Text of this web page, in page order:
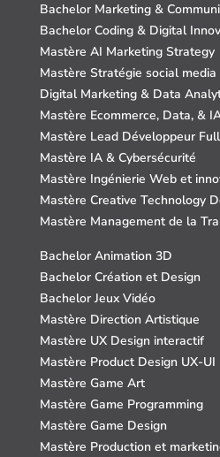
Bachelor Marketing &
Bachelor Coding & Digital
Mastère AI Marketing Strategy
Mastère Stratégie social
Digital Marketing & Data
Mastère Ecommerce, Data, &
Mastère Lead Développeur
Mastère IA & Cybersécurité
Mastère Ingénierie Web et
Mastère Creative Technology
Mastère Management de la
Bachelor Animation 3D
Bachelor Création et Design
Bachelor Jeux Vidéo
Mastère Direction Artistique
Mastère UX Design interactif
Mastère Product Design UX-UI
Mastère Game Art
Mastère Game Programming
Mastère Game Design
Mastère Production et